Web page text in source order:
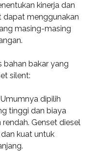
kinerja dan
dapat menggunakan
masing-masing
bahan bakar yang
silent:
Umumnya dipilih
tinggi dan biaya
Genset diesel
kuat untuk